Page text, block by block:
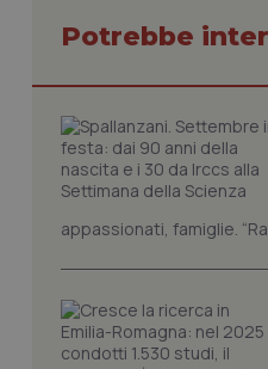
Potrebbe
appassionati, famiglie.